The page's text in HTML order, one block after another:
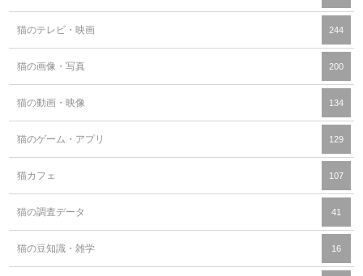
猫のテレビ・映画 244
猫の画像・写真 200
猫の動画・映像 134
猫のゲーム・アプリ 129
猫カフェ 107
猫の調査データ 41
猫の豆知識・雑学 16